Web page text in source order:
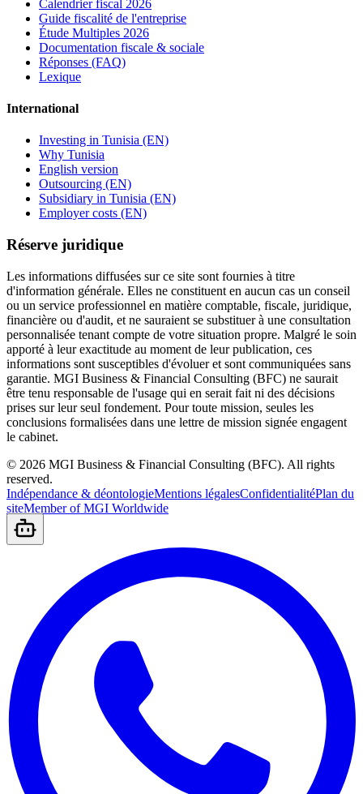
Calendrier fiscal 2026
Guide fiscalité de l'entreprise
Étude Multiples 2026
Documentation fiscale & sociale
Réponses (FAQ)
Lexique
International
Investing in Tunisia (EN)
Why Tunisia
English version
Outsourcing (EN)
Subsidiary in Tunisia (EN)
Employer costs (EN)
Réserve juridique
Les informations diffusées sur ce site sont fournies à titre
d'information générale. Elles ne constituent en aucun cas un conseil
ou un service professionnel en matière comptable, fiscale, juridique,
financière ou d'audit, et ne sauraient se substituer à une consultation
personnalisée tenant compte de votre situation propre. Malgré le soin
apporté à leur exactitude au moment de leur publication, ces
informations sont susceptibles d'évoluer et sont communiquées sans
garantie. MGI Business & Financial Consulting (BFC) ne saurait
être tenu responsable de l'usage qui en serait fait ni des décisions
prises sur leur seul fondement. Pour toute mission, seules les
conclusions formalisées dans une lettre de mission signée engagent
le cabinet.
© 2026 MGI Business & Financial Consulting (BFC). All rights
reserved.
Indépendance & déontologieMentions légalesConfidentialitéPlan du
siteMember of MGI Worldwide